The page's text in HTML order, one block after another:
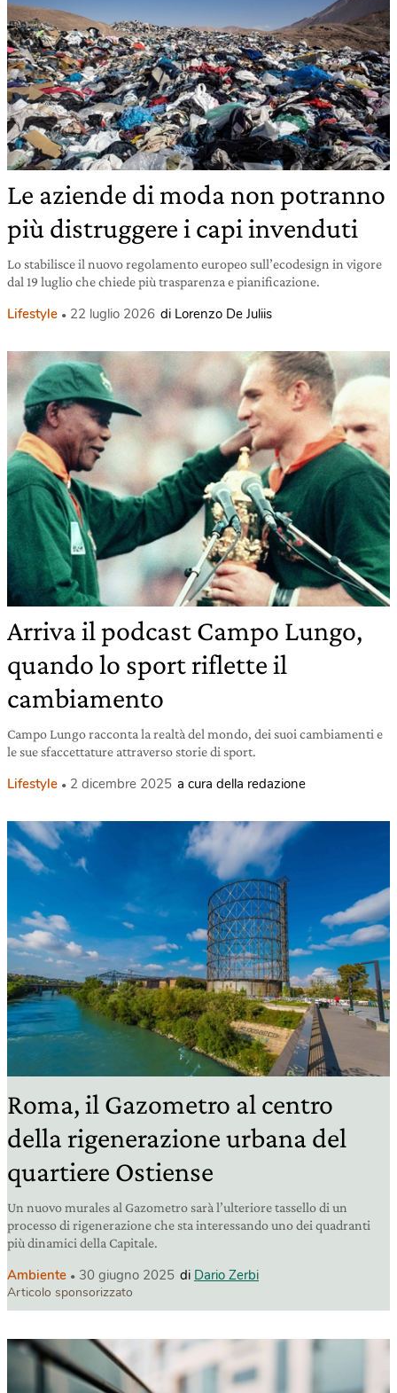
Le aziende di moda non potranno
più distruggere i capi invenduti
Lo stabilisce il nuovo regolamento europeo sull’ecodesign in vigore
dal 19 luglio che chiede più trasparenza e pianificazione.
Lifestyle 22 luglio 2026 di Lorenzo De Juliis
Arriva il podcast Campo Lungo,
quando lo sport riflette il
cambiamento
Campo Lungo racconta la realtà del mondo, dei suoi cambiamenti e
le sue sfaccettature attraverso storie di sport.
Lifestyle 2 dicembre 2025 a cura della redazione
Roma, il Gazometro al centro
della rigenerazione urbana del
quartiere Ostiense
Un nuovo murales al Gazometro sarà l’ulteriore tassello di un
processo di rigenerazione che sta interessando uno dei quadranti
più dinamici della Capitale.
Ambiente 30 giugno 2025 di Dario Zerbi
Articolo sponsorizzato